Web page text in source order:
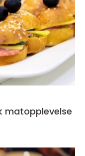
matopplevelse